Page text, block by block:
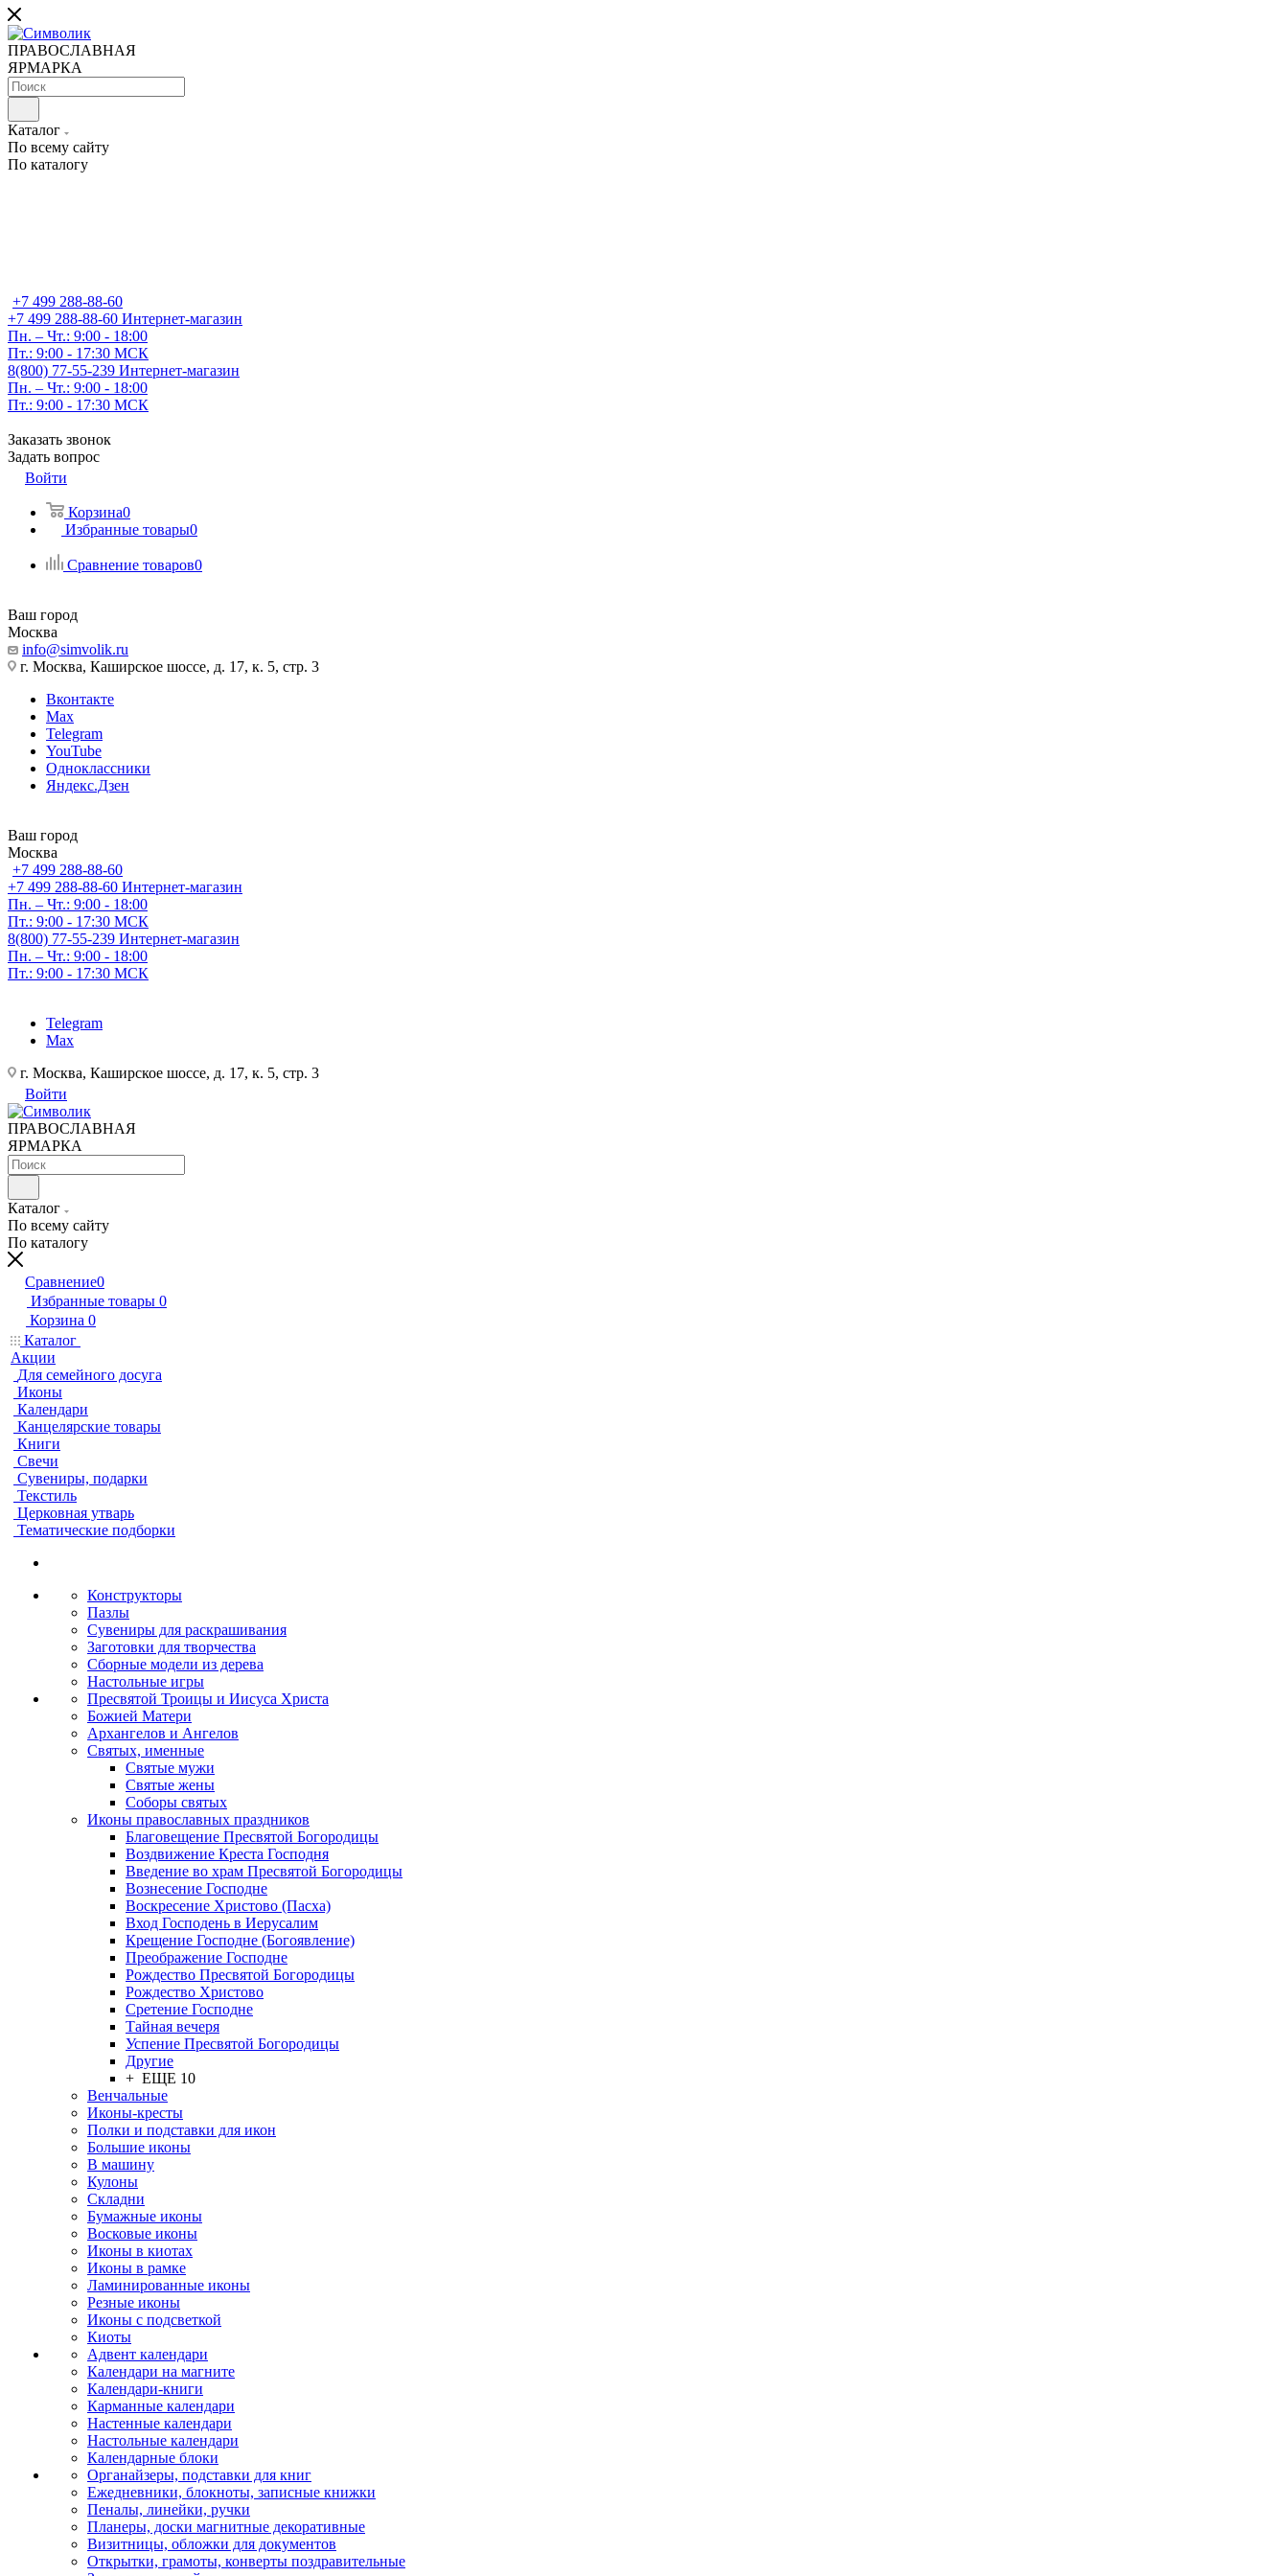
ПРАВОСЛАВНАЯ
ЯРМАРКА
Каталог
По всему сайту
По каталогу
+7 499 288-88-60
+7 499 288-88-60 Интернет-магазин
Пн. – Чт.: 9:00 - 18:00
Пт.: 9:00 - 17:30 МСК
8(800) 77-55-239 Интернет-магазин
Пн. – Чт.: 9:00 - 18:00
Пт.: 9:00 - 17:30 МСК
Заказать звонок
Задать вопрос
Войти
Корзина0
Избранные товары0
Сравнение товаров0
Ваш город
Москва
info@simvolik.ru
г. Москва, Каширское шоссе, д. 17, к. 5, стр. 3
Вконтакте
Max
Telegram
YouTube
Одноклассники
Яндекс.Дзен
Ваш город
Москва
+7 499 288-88-60
+7 499 288-88-60 Интернет-магазин
Пн. – Чт.: 9:00 - 18:00
Пт.: 9:00 - 17:30 МСК
8(800) 77-55-239 Интернет-магазин
Пн. – Чт.: 9:00 - 18:00
Пт.: 9:00 - 17:30 МСК
Telegram
Max
г. Москва, Каширское шоссе, д. 17, к. 5, стр. 3
Войти
ПРАВОСЛАВНАЯ
ЯРМАРКА
Каталог
По всему сайту
По каталогу
Сравнение0
Избранные товары 0
Корзина 0
Каталог
Акции
Для семейного досуга
Иконы
Календари
Канцелярские товары
Книги
Свечи
Сувениры, подарки
Текстиль
Церковная утварь
Тематические подборки
Конструкторы
Пазлы
Сувениры для раскрашивания
Заготовки для творчества
Сборные модели из дерева
Настольные игры
Пресвятой Троицы и Иисуса Христа
Божией Матери
Архангелов и Ангелов
Святых, именные
Святые мужи
Святые жены
Соборы святых
Иконы православных праздников
Благовещение Пресвятой Богородицы
Воздвижение Креста Господня
Введение во храм Пресвятой Богородицы
Вознесение Господне
Воскресение Христово (Пасха)
Вход Господень в Иерусалим
Крещение Господне (Богоявление)
Преображение Господне
Рождество Пресвятой Богородицы
Рождество Христово
Сретение Господне
Тайная вечеря
Успение Пресвятой Богородицы
Другие
+ ЕЩЕ 10
Венчальные
Иконы-кресты
Полки и подставки для икон
Большие иконы
В машину
Кулоны
Складни
Бумажные иконы
Восковые иконы
Иконы в киотах
Иконы в рамке
Ламинированные иконы
Резные иконы
Иконы с подсветкой
Киоты
Адвент календари
Календари на магните
Календари-книги
Карманные календари
Настенные календари
Настольные календари
Календарные блоки
Органайзеры, подставки для книг
Ежедневники, блокноты, записные книжки
Пеналы, линейки, ручки
Планеры, доски магнитные декоративные
Визитницы, обложки для документов
Открытки, грамоты, конверты поздравительные